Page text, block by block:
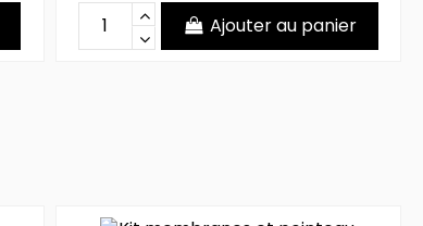
Ajouter au panier